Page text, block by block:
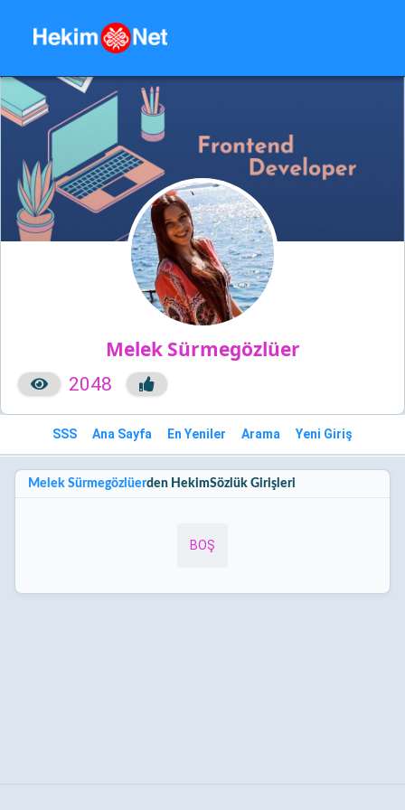
Melek Sürmegözlüer
2048
SSS Ana Sayfa En Yeniler Arama Yeni Giriş
Melek Sürmegözlüerden HekimSözlük Girişleri
BOŞ